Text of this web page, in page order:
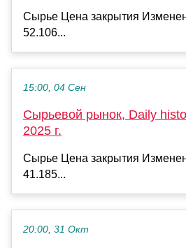
Сырье Цена закрытия
52.106...
15:00, 04 Сен
Сырьевой рынок, Daily
2025 г.
Сырье Цена закрытия
41.185...
20:00, 31 Окт